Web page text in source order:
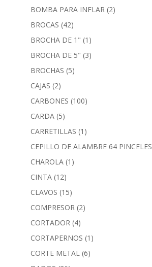
BOMBA PARA INFLAR (2)
BROCAS (42)
BROCHA DE 1" (1)
BROCHA DE 5" (3)
BROCHAS (5)
CAJAS (2)
CARBONES (100)
CARDA (5)
CARRETILLAS (1)
CEPILLO DE ALAMBRE 64 PINCELES
CHAROLA (1)
CINTA (12)
CLAVOS (15)
COMPRESOR (2)
CORTADOR (4)
CORTAPERNOS (1)
CORTE METAL (6)